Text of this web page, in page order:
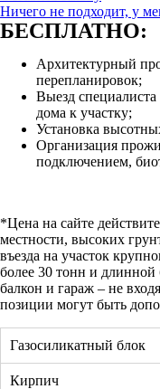
Ничего не подходит, у
БЕСПЛАТНО:
Архитектурный
перепланировок;
Выезд специалиста
дома к участку;
Установка
Организация
подключением,
*Цена на сайте
местности, высоких
въезда на участок
более 30 тонн и длинной
балкон и гараж – не
позиции могут быть
Газосиликатный блок
Кирпич